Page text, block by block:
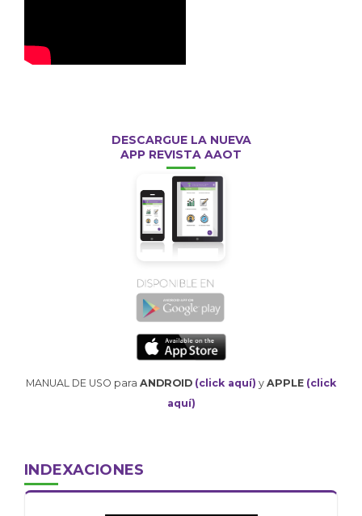
DESCARGUE LA NUEVA
APP REVISTA AAOT
MANUAL DE USO para ANDROID (click aquí) y APPLE (click
aquí)
INDEXACIONES